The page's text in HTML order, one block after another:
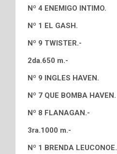
Nº 4 ENEMIGO INTIMO.
Nº 1 EL GASH.
Nº 9 TWISTER.-
2da.650 m.-
Nº 9 INGLES HAVEN.
Nº 7 QUE BOMBA HAVEN.
Nº 8 FLANAGAN.-
3ra.1000 m.-
Nº 1 BRENDA LEUCONOE.